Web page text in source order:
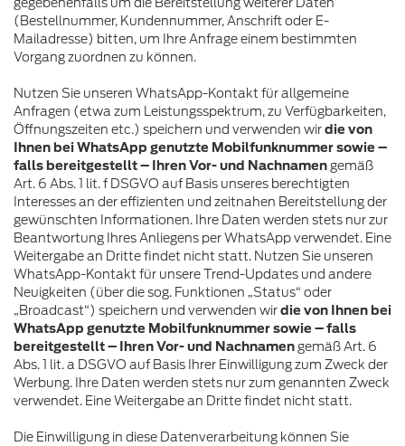
(Bestellnummer, Kundennummer, Anschrift oder E-
Mailadresse) bitten, um Ihre Anfrage einem bestimmten
Vorgang zuordnen zu können.
Nutzen Sie unseren WhatsApp-Kontakt für allgemeine
Anfragen (etwa zum Leistungsspektrum, zu Verfügbarkeiten,
Öffnungszeiten etc.) speichern und verwenden wirdie von
Ihnen bei WhatsApp genutzte Mobilfunknummer sowie –
falls bereitgestellt – Ihren Vor- und Nachnamengemäß
Art. 6 Abs. 1 lit. f DSGVO auf Basis unseres berechtigten
Interesses an der effizienten und zeitnahen Bereitstellung der
gewünschten Informationen. Ihre Daten werden stets nur zur
Beantwortung Ihres Anliegens per WhatsApp verwendet. Eine
Weitergabe an Dritte findet nicht statt. Nutzen Sie unseren
WhatsApp-Kontakt für unsere Trend-Updates und andere
Neuigkeiten (über die sog. Funktionen „Status“ oder
„Broadcast“) speichern und verwenden wirdie von Ihnen bei
WhatsApp genutzte Mobilfunknummer sowie – falls
bereitgestellt – Ihren Vor- und Nachnamengemäß Art. 6
Abs. 1 lit. a DSGVO auf Basis Ihrer Einwilligung zum Zweck der
Werbung. Ihre Daten werden stets nur zum genannten Zweck
verwendet. Eine Weitergabe an Dritte findet nicht statt.
Die Einwilligung in diese Datenverarbeitung können Sie